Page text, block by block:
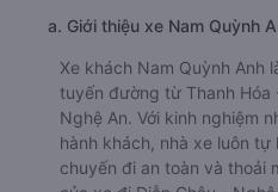
a. Giới thiệu xe Nam Quỳnh
Xe khách Nam Quỳnh Anh
tuyến đường từ Thanh Hóa
Nghệ An. Với kinh nghiệm
hành khách, nhà xe luôn
chuyến đi an toàn và thoải